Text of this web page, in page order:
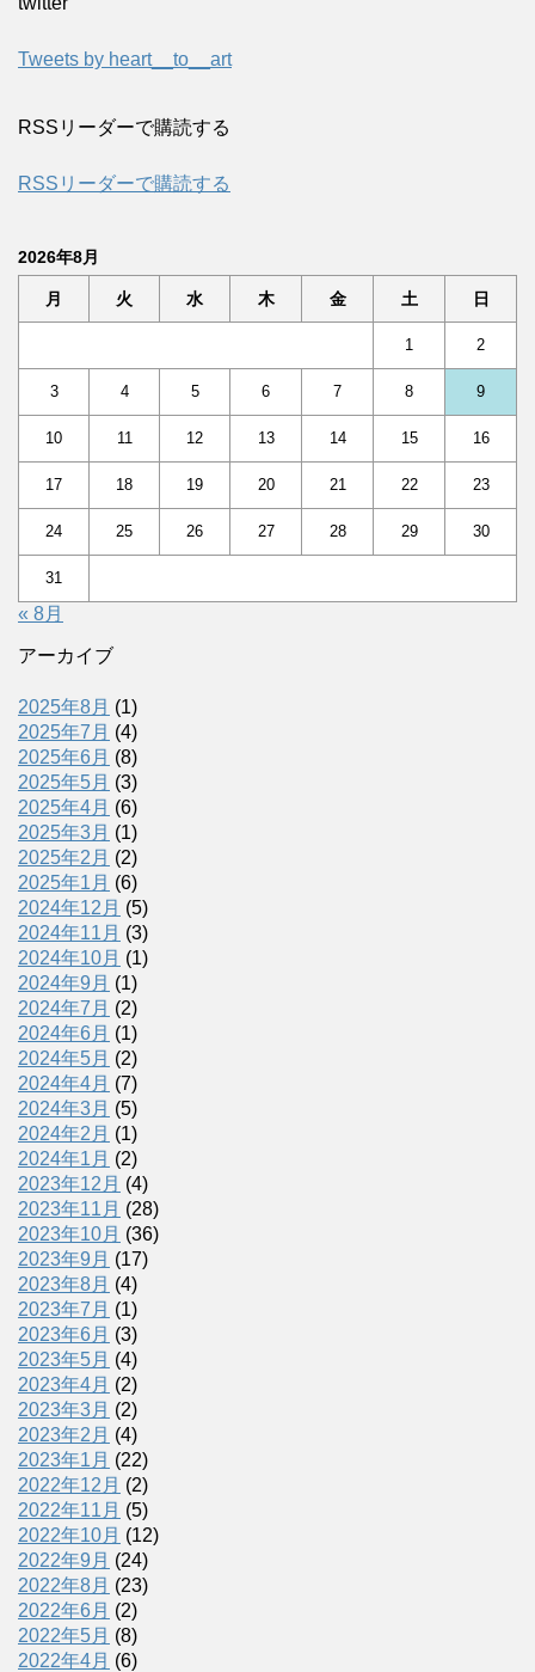
Tweets by heart__to__art
RSSリーダーで購読する
RSSリーダーで購読する
2026年8月
月 火 水 木 金 土 日
1 2
3 4 5 6 7 8 9
10 11 12 13 14 15 16
17 18 19 20 21 22 23
24 25 26 27 28 29 30
31
« 8月
アーカイブ
2025年8月 (1)
2025年7月 (4)
2025年6月 (8)
2025年5月 (3)
2025年4月 (6)
2025年3月 (1)
2025年2月 (2)
2025年1月 (6)
2024年12月 (5)
2024年11月 (3)
2024年10月 (1)
2024年9月 (1)
2024年7月 (2)
2024年6月 (1)
2024年5月 (2)
2024年4月 (7)
2024年3月 (5)
2024年2月 (1)
2024年1月 (2)
2023年12月 (4)
2023年11月 (28)
2023年10月 (36)
2023年9月 (17)
2023年8月 (4)
2023年7月 (1)
2023年6月 (3)
2023年5月 (4)
2023年4月 (2)
2023年3月 (2)
2023年2月 (4)
2023年1月 (22)
2022年12月 (2)
2022年11月 (5)
2022年10月 (12)
2022年9月 (24)
2022年8月 (23)
2022年6月 (2)
2022年5月 (8)
2022年4月 (6)